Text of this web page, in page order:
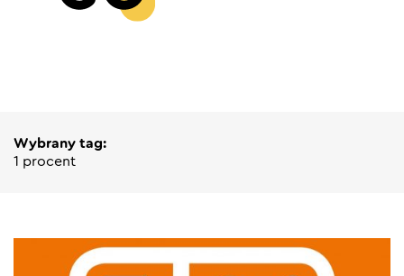
Wybrany tag:
1 procent